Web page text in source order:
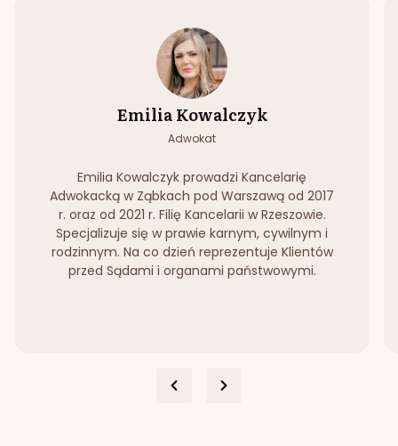
Emilia Kowalczyk
Adwokat
Emilia Kowalczyk prowadzi Kancelarię
Adwokacką w Ząbkach pod Warszawą od 2017
r. oraz od 2021 r. Filię Kancelarii w Rzeszowie.
Specjalizuje się w prawie karnym, cywilnym i
rodzinnym. Na co dzień reprezentuje Klientów
przed Sądami i organami państwowymi.